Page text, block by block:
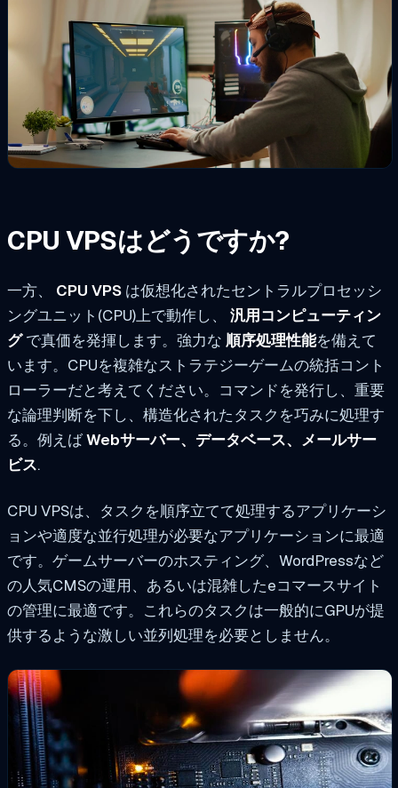
CPU VPSはどうですか?
一方、 CPU VPS は仮想化されたセントラルプロセッシ
ングユニット(CPU)上で動作し、 汎用コンピューティン
グで真価を発揮します。強力な 順序処理性能を備えて
います。CPUを複雑なストラテジーゲームの統括コント
ローラーだと考えてください。コマンドを発行し、重要
な論理判断を下し、構造化されたタスクを巧みに処理す
る。例えばWebサーバー、データベース、メールサー
ビス.
CPU VPSは、タスクを順序立てて処理するアプリケーシ
ョンや適度な並行処理が必要なアプリケーションに最適
です。ゲームサーバーのホスティング、WordPressなど
の人気CMSの運用、あるいは混雑したeコマースサイト
の管理に最適です。これらのタスクは一般的にGPUが提
供するような激しい並列処理を必要としません。